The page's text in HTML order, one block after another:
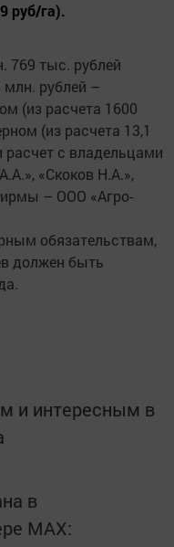
руб/га).
769 тыс. рублей
рублей –
(из расчета 1600
(из расчета 13,1
с владельцами
«Скоков Н.А.»,
– ООО «Агро-
обязательствам,
должен быть
и интересным в
в
MАХ: